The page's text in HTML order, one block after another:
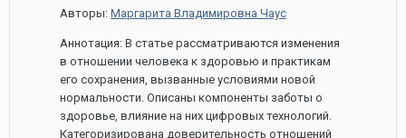
Авторы: Маргарита Владимировна Чаус
Аннотация: В статье рассматриваются изменения
в отношении человека к здоровью и практикам
его сохранения, вызванные условиями новой
нормальности. Описаны компоненты заботы о
здоровье, влияние на них цифровых технологий.
Категоризирована доверительность отношений